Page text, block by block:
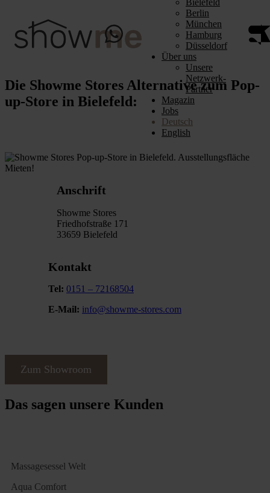
Bielefeld
Berlin
München
Hamburg
Düsseldorf
Über uns
Unsere
Netzwerk-
Partner
Magazin
Jobs
Deutsch
English
Die Showme Stores Alternative zum Pop-
up-Store in Bielefeld:
Anschrift
Showme Stores
Friedhofstraße 171
33659 Bielefeld
Kontakt
Tel: 0151 – 72168504
E-Mail: info@showme-stores.com
Zum Showroom
Das sagen unsere Kunden
Massagesessel Welt
Aqua Comfort